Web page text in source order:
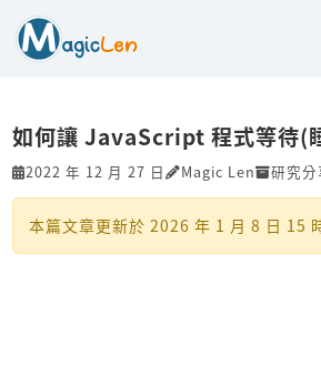
如何讓 JavaScript 程式等待(
2022 年 12 月 27 日 Magic Len 研究分
本篇文章更新於 2026 年 1 月 8 日 15